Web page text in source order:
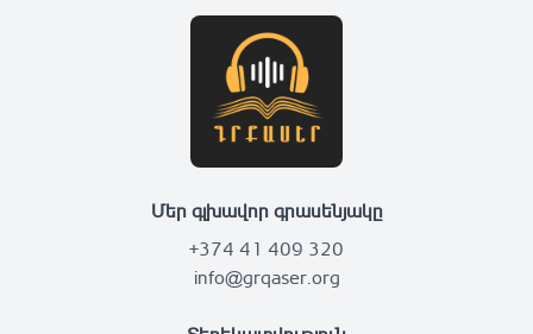
Մեր գլխավոր գրասենյակը
+374 41 409 320
info@grqaser.org